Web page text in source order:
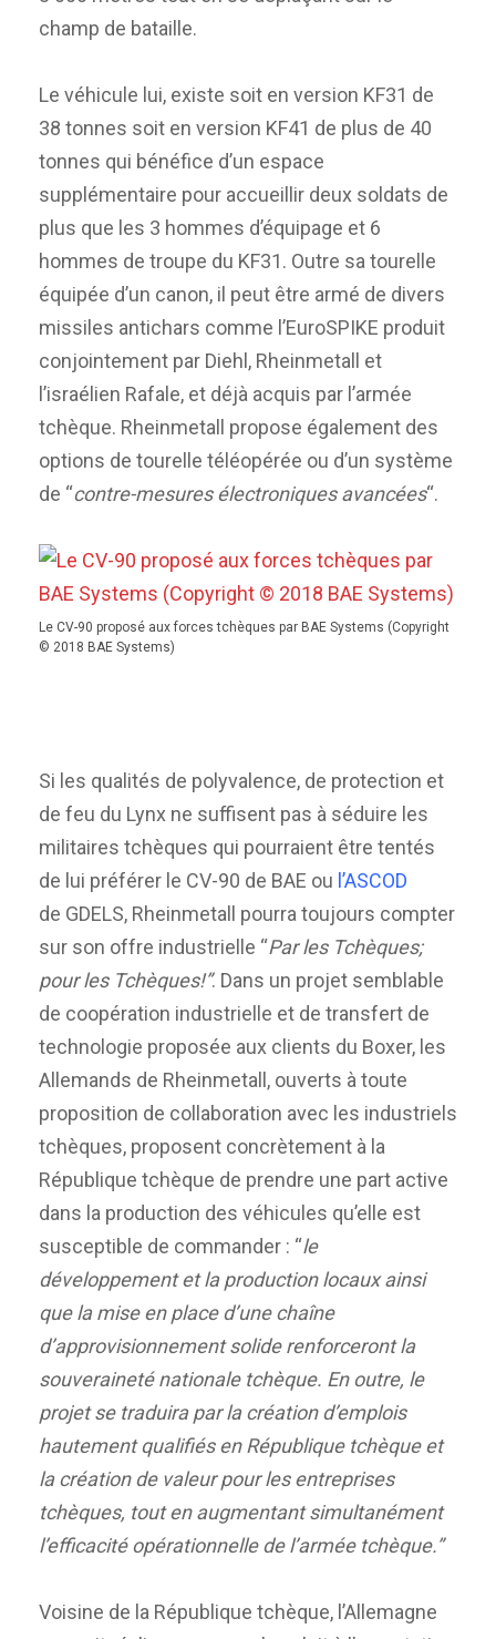
champ de bataille.
Le véhicule lui, existe soit en version KF31 de
38 tonnes soit en version KF41 de plus de 40
tonnes qui bénéfice d’un espace
supplémentaire pour accueillir deux soldats de
plus que les 3 hommes d’équipage et 6
hommes de troupe du KF31. Outre sa tourelle
équipée d’un canon, il peut être armé de divers
missiles antichars comme l’EuroSPIKE produit
conjointement par Diehl, Rheinmetall et
l’israélien Rafale, et déjà acquis par l’armée
tchèque. Rheinmetall propose également des
options de tourelle téléopérée ou d’un système
de “contre-mesures électroniques avancées“.
Le CV-90 proposé aux forces tchèques par BAE Systems (Copyright
© 2018 BAE Systems)
Si les qualités de polyvalence, de protection et
de feu du Lynx ne suffisent pas à séduire les
militaires tchèques qui pourraient être tentés
de lui préférer le CV-90 de BAE ou l’ASCOD
de GDELS, Rheinmetall pourra toujours compter
sur son offre industrielle “Par les Tchèques;
pour les Tchèques!”. Dans un projet semblable
de coopération industrielle et de transfert de
technologie proposée aux clients du Boxer, les
Allemands de Rheinmetall, ouverts à toute
proposition de collaboration avec les industriels
tchèques, proposent concrètement à la
République tchèque de prendre une part active
dans la production des véhicules qu’elle est
susceptible de commander : “le
développement et la production locaux ainsi
que la mise en place d’une chaîne
d’approvisionnement solide renforceront la
souveraineté nationale tchèque. En outre, le
projet se traduira par la création d’emplois
hautement qualifiés en République tchèque et
la création de valeur pour les entreprises
tchèques, tout en augmentant simultanément
l’efficacité opérationnelle de l’armée tchèque.”
Voisine de la République tchèque, l’Allemagne